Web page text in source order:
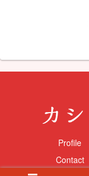
Profile
Contact